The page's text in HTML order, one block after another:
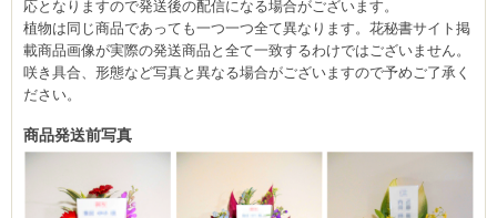
応となりますので発送後の配信になる場合がございます。
植物は同じ商品であっても一つ一つ全て異なります。花秘書サイト掲
載商品画像が実際の発送商品と全て一致するわけではございません。
咲き具合、形態など写真と異なる場合がございますので予めご了承く
ださい。
商品発送前写真